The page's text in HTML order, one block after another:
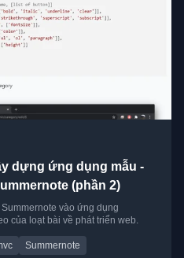
dựng ứng dụng mẫu -
(phần 2)
vào ứng dụng
của loạt bài về phát triển web.
Summernote